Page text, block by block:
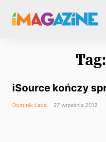
Tag:
iSource kończy
Dominik Łada 27 września 2012